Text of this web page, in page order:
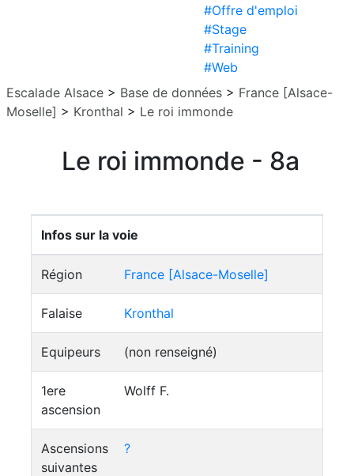
#Offre d'emploi
#Stage
#Training
#Web
Escalade Alsace > Base de données > France [Alsace-
Moselle] > Kronthal > Le roi immonde
Le roi immonde - 8a
Infos sur la voie
Région France [Alsace-Moselle]
Falaise Kronthal
Equipeurs (non renseigné)
1ere
ascension
Wolff F.
Ascensions
suivantes
?